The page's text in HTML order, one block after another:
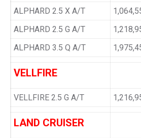
ALPHARD 2.5 X A/T
ALPHARD 2.5 G A/T
ALPHARD 3.5 Q A/T
VELLFIRE
VELLFIRE 2.5 G A/T
LAND CRUISER